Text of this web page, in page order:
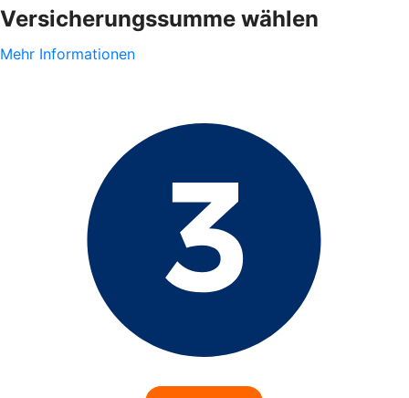
Versicherungssumme wählen
Mehr Informationen